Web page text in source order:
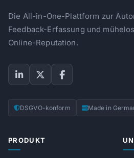
Die All-in-One-Plattform zur
Feedback-Erfassung und
Online-Reputation.
DSGVO-konform Made in
PRODUKT